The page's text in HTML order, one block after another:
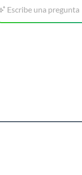
Escribe una pregunta